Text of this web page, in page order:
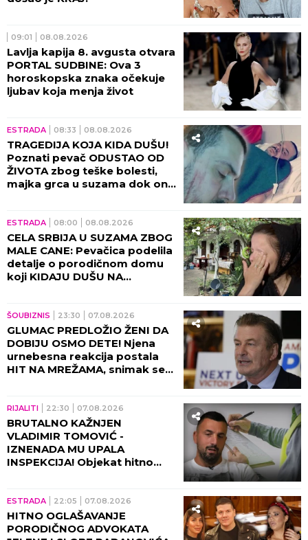
09:01 08.08.2026
Lavlja kapija 8. avgusta otvara
PORTAL SUDBINE: Ova 3
horoskopska znaka očekuje
ljubav koja menja život
ESTRADA 08:33 08.08.2026
TRAGEDIJA KOJA KIDA DUŠU!
Poznati pevač ODUSTAO OD
ŽIVOTA zbog teške bolesti,
majka grca u suzama dok on
ESTRADA 08:00 08.08.2026
CELA SRBIJA U SUZAMA ZBOG
MALE CANE: Pevačica podelila
detalje o porodičnom domu
koji KIDAJU DUŠU NA
ŠOUBIZNIS 23:30 07.08.2026
GLUMAC PREDLOŽIO ŽENI DA
DOBIJU OSMO DETE! Njena
urnebesna reakcija postala
HIT NA MREŽAMA, snimak se
RIJALITI 22:30 07.08.2026
BRUTALNO KAŽNJEN
VLADIMIR TOMOVIĆ -
IZNENADA MU UPALA
INSPEKCIJA! Objekat hitno
ESTRADA 22:05 07.08.2026
HITNO OGLAŠAVANJE
PORODIČNOG ADVOKATA